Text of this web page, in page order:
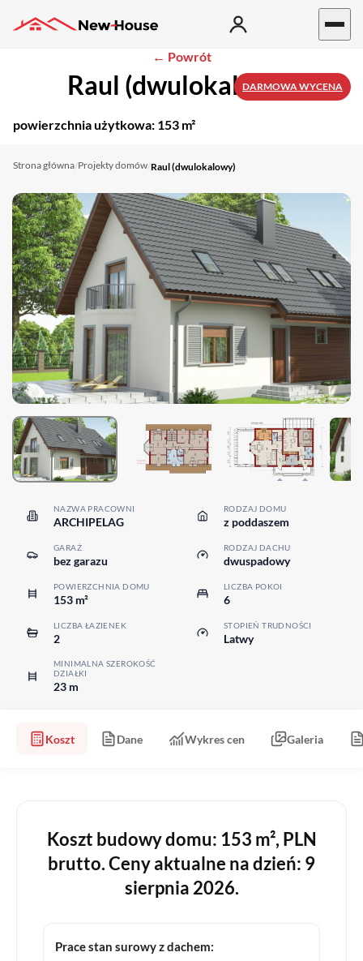
← Powrót
Raul (dwulokalowy)
powierzchnia użytkowa: 153 m²
Strona główna/Projekty domów/Raul (dwulokalowy)
NAZWA PRACOWNI
ARCHIPELAG
RODZAJ DOMU
z poddaszem
GARAŻ
bez garazu
RODZAJ DACHU
dwuspadowy
POWIERZCHNIA DOMU
153 m²
LICZBA POKOI
6
LICZBA ŁAZIENEK
2
STOPIEŃ TRUDNOŚCI
Latwy
MINIMALNA SZEROKOŚĆ
DZIAŁKI
23 m
Koszt Dane Wykres cen Galeria
Koszt budowy domu: 153 m², PLN
brutto. Ceny aktualne na dzień: 9
sierpnia 2026.
Prace stan surowy z dachem:
DARMOWA WYCENA